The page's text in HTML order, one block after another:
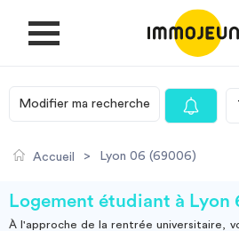
MON COMPTE
Modifier ma recherche
Accueil > Lyon 06 (69006)
Logement étudiant à Lyon
À l'approche de la rentrée universitaire,